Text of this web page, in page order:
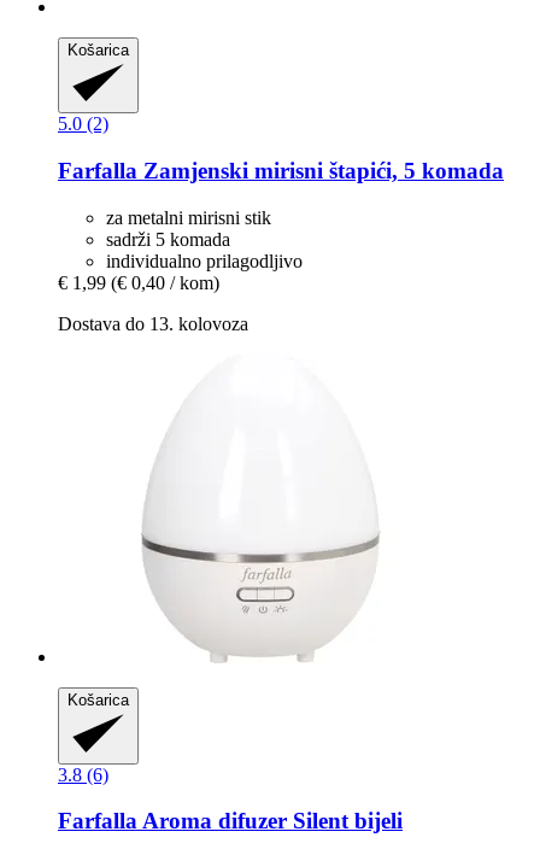
Košarica
5.0 (2)
Farfalla Zamjenski mirisni štapići, 5 komada
za metalni mirisni stik
sadrži 5 komada
individualno prilagodljivo
€ 1,99 (€ 0,40 / kom)
Dostava do 13. kolovoza
Košarica
3.8 (6)
FarfallaAroma difuzer Silent bijeli